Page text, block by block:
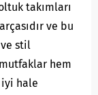
takımları
ve bu
stil
hem
hale